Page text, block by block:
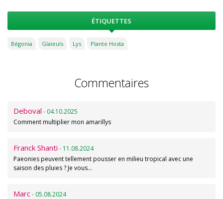
ÉTIQUETTES
Bégonia Glaïeuls Lys Plante Hosta
Commentaires
Deboval - 04.10.2025
Comment multiplier mon amarillys
Franck Shanti - 11.08.2024
Paeonies peuvent tellement pousser en milieu tropical avec une
saison des pluies ? Je vous…
Marc- 05.08.2024